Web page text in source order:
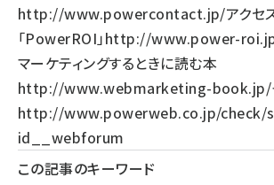
http://www.powercontact.jp/アクセ
「PowerROI」http://www.power-
マーケティングするときに読む本
http://www.webmarketing-book.jp/
http://www.powerweb.co.jp/check/
id__webforum
この記事のキーワード